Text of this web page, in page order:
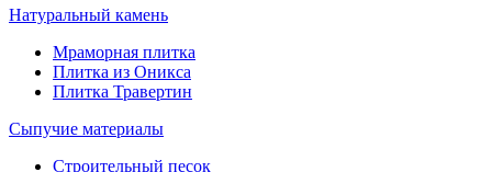
Натуральный камень
Мраморная плитка
Плитка из Оникса
Плитка Травертин
Сыпучие материалы
Строительный песок